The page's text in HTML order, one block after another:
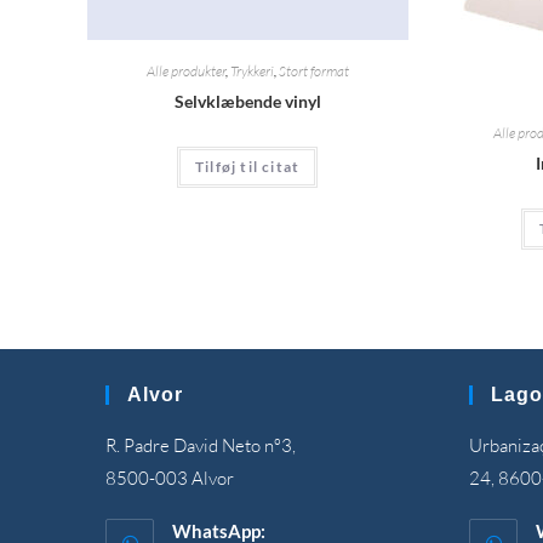
Alle produkter, Trykkeri, Stort format
Selvklæbende vinyl
Tilføj til citat
Alle
Alvor
R. Padre David Neto nº3,
8500-003 Alvor
WhatsApp:
24,